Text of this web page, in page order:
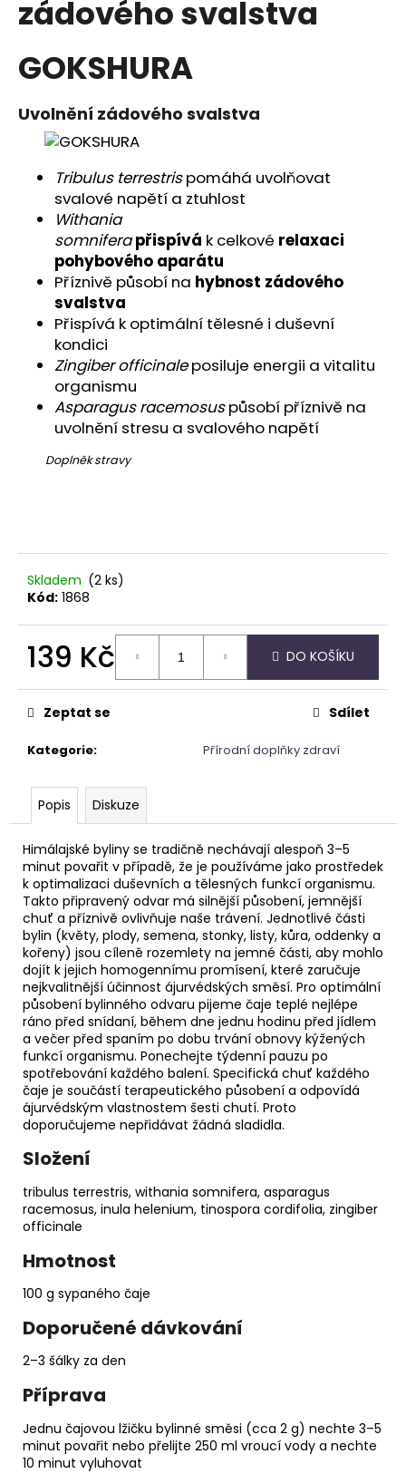
zádového svalstva
GOKSHURA
Uvolnění zádového svalstva
Tribulus terrestris pomáhá uvolňovat
svalové napětí a ztuhlost
Withania
somnifera přispívá k celkové relaxaci
pohybového aparátu
Příznivě působí na hybnost zádového
svalstva
Přispívá k optimální tělesné i duševní
kondici
Zingiber officinale posiluje energii a vitalitu
organismu
Asparagus racemosus působí příznivě na
uvolnění stresu a svalového napětí
Doplněk stravy
Skladem (2 ks)
Kód: 1868
139 Kč
cena:
DO KOŠÍKU
Kategorie: Přírodní doplňky zdraví
Zeptat se Sdílet
Popis Diskuze
Himálajské byliny se tradičně nechávají alespoň 3–5
minut povařit v případě, že je používáme jako prostředek
k optimalizaci duševních a tělesných funkcí organismu.
Takto připravený odvar má silnější působení, jemnější
chuť a příznivě ovlivňuje naše trávení. Jednotlivé části
bylin (květy, plody, semena, stonky, listy, kůra, oddenky a
kořeny) jsou cíleně rozemlety na jemné části, aby mohlo
dojít k jejich homogennímu promísení, které zaručuje
nejkvalitnější účinnost ájurvédských směsí. Pro optimální
působení bylinného odvaru pijeme čaje teplé nejlépe
ráno před snídaní, během dne jednu hodinu před jídlem
a večer před spaním po dobu trvání obnovy kýžených
funkcí organismu. Ponechejte týdenní pauzu po
spotřebování každého balení. Specifická chuť každého
čaje je součástí terapeutického působení a odpovídá
ájurvédským vlastnostem šesti chutí. Proto
doporučujeme nepřidávat žádná sladidla.
Složení
tribulus terrestris, withania somnifera, asparagus
racemosus, inula helenium, tinospora cordifolia, zingiber
officinale
Hmotnost
100 g sypaného čaje
Doporučené dávkování
2–3 šálky za den
Příprava
Jednu čajovou lžičku bylinné směsi (cca 2 g) nechte 3–5
minut povařit nebo přelijte 250 ml vroucí vody a nechte
10 minut vyluhovat
a
í
?
HLEDAT
MINERÁLNÍCH
KAMENŮ
RŮŽENÍN
189
Kč